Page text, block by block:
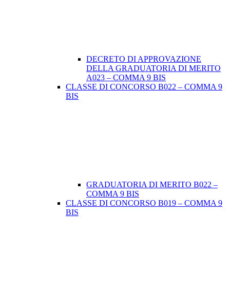
DECRETO DI APPROVAZIONE
DELLA GRADUATORIA DI MERITO
A023 – COMMA 9 BIS
CLASSE DI CONCORSO B022 – COMMA 9
BIS
GRADUATORIA DI MERITO B022 –
COMMA 9 BIS
CLASSE DI CONCORSO B019 – COMMA 9
BIS